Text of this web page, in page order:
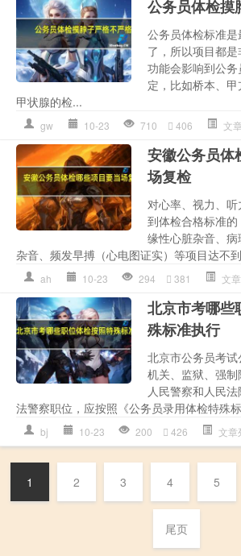
公务员体检摸
公务员体检标准
了，所以项目都
功能会影响到公
定，比如桥本、甲
甲状腺的检...
gw 10-23 710 406 文
安徽公务员体
场复检
对心率、视力、
到体检合格标准
缘性心脏杂音、
杂音、频发早搏（心电图证实）等项目达不
ah 10-23 294 381 文
北京市考哪些
殊标准执行
北京市公务员考
机关、监狱、强
人民警察和人民
法警察职位，应按照《公务员录用体检特殊
bj 10-23 200 426 文章
1 2 3 4 5
尾页